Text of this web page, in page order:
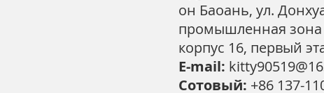
он Баоань, ул.
промышленная
корпус 16, первый
E-mail:
Сотовый: +86 137-